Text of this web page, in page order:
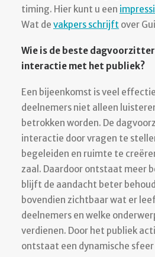
timing. Hier kunt u een
Wat de vakpers schrijft over
Wie is de beste
interactie met het publiek?
Een bijeenkomst is veel
deelnemers niet alleen
betrokken worden. De
interactie door vragen te
begeleiden en ruimte te
zaal. Daardoor ontstaat meer
blijft de aandacht beter
bovendien zichtbaar wat er
deelnemers en welke
verdienen. Door het publiek
ontstaat een dynamische